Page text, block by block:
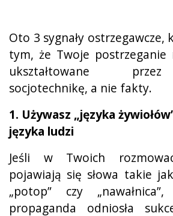
Oto 3 sygnały ostrzegawcze,
tym, że Twoje postrzeganie
ukształtowane
socjotechnikę, a nie fakty.
1. Używasz „języka
języka ludzi
Jeśli w Twoich
pojawiają się słowa takie jak
„potop” czy
propaganda odniosła